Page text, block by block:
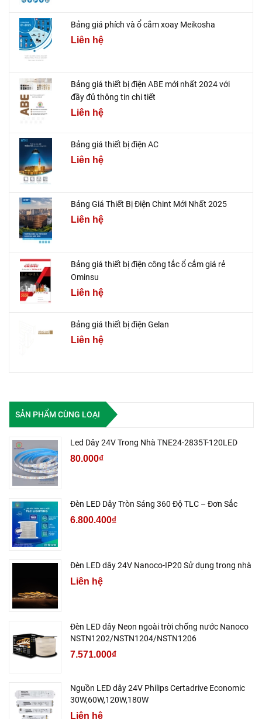
Bảng giá phích và ổ cắm xoay Meikosha
Liên hệ
Bảng giá thiết bị điện ABE mới nhất 2024 với
đầy đủ thông tin chi tiết
Liên hệ
Bảng giá thiết bị điện AC
Liên hệ
Bảng Giá Thiết Bị Điện Chint Mới Nhất 2025
Liên hệ
Bảng giá thiết bị điện công tắc ổ cắm giá rẻ
Ominsu
Liên hệ
Bảng giá thiết bị điện Gelan
Liên hệ
SẢN PHẨM CÙNG LOẠI
Led Dây 24V Trong Nhà TNE24-2835T-120LED
80.000₫
Đèn LED Dây Tròn Sáng 360 Độ TLC – Đơn Sắc
6.800.400₫
Đèn LED dây 24V Nanoco-IP20 Sử dụng trong nhà
Liên hệ
Đèn LED dây Neon ngoài trời chống nước Nanoco
NSTN1202/NSTN1204/NSTN1206
7.571.000₫
Nguồn LED dây 24V Philips Certadrive Economic
30W,60W,120W,180W
Liên hệ